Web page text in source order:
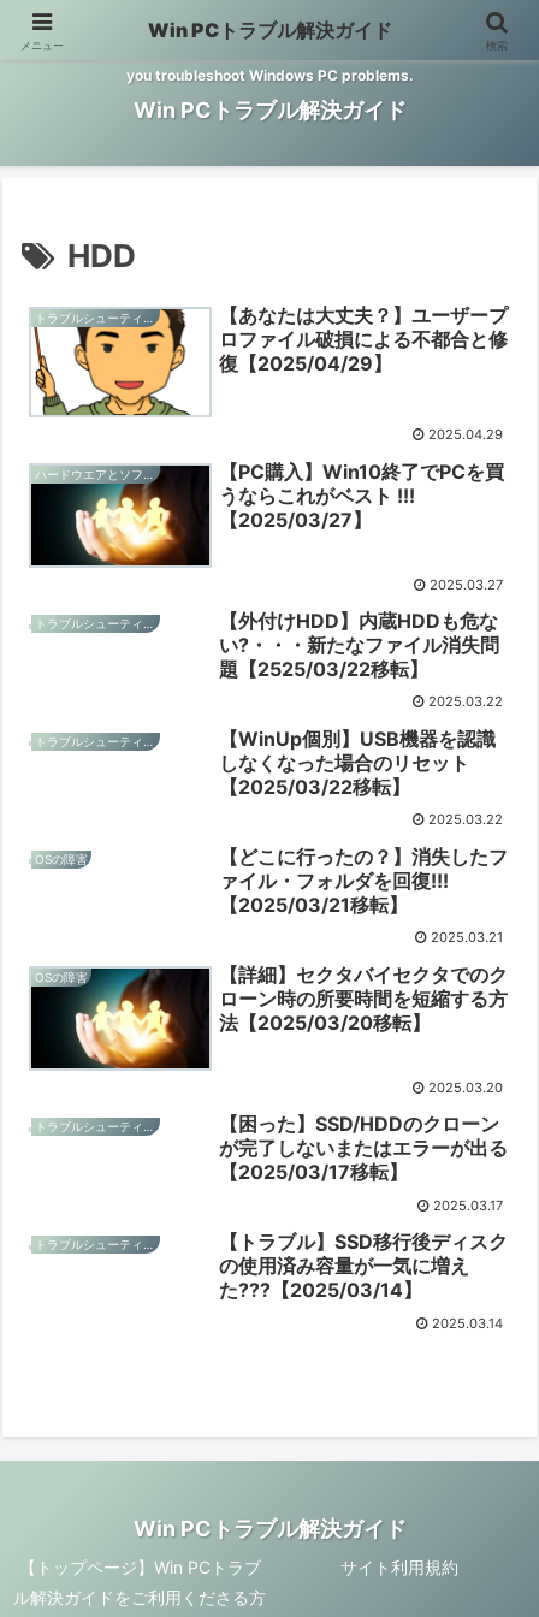
Windows PCのトラブル解決をお手伝いするサイトです。 This site helps
you troubleshoot Windows PC problems.
Win PCトラブル解決ガイド
HDD
【あなたは大丈夫？】ユーザープ
ロファイル破損による不都合と修
復【2025/04/29】
2025.04.29
【PC購入】Win10終了でPCを買
うならこれがベスト !!!
【2025/03/27】
2025.03.27
【外付けHDD】内蔵HDDも危な
い?・・・新たなファイル消失問
題【2525/03/22移転】
2025.03.22
【WinUp個別】USB機器を認識
しなくなった場合のリセット
【2025/03/22移転】
2025.03.22
OSの障害
【どこに行ったの？】消失したフ
ァイル・フォルダを回復!!!
【2025/03/21移転】
2025.03.21
OSの障害
【詳細】セクタバイセクタでのク
ローン時の所要時間を短縮する方
法【2025/03/20移転】
2025.03.20
【困った】SSD/HDDのクローン
が完了しないまたはエラーが出る
【2025/03/17移転】
2025.03.17
【トラブル】SSD移行後ディスク
の使用済み容量が一気に増え
た???【2025/03/14】
2025.03.14
Win PCトラブル解決ガイド
【トップページ】Win PCトラブ
ル解決ガイドをご利用くださる方
サイト利用規約
メニュー
Win PCトラブル解決ガイド
検索